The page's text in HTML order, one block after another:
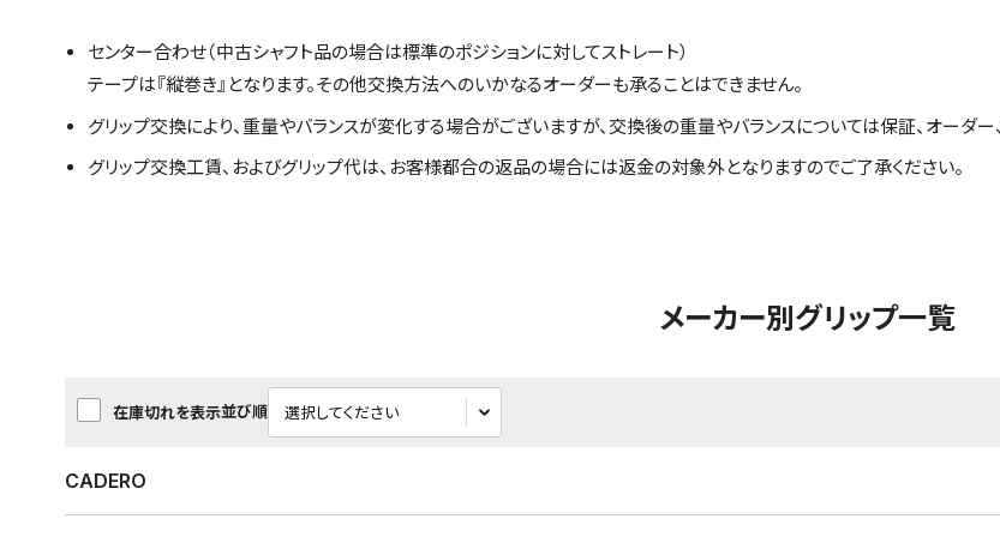
センター合わせ（中古シャフト品の場合は標準のポジションに対してストレート）
テープは『縦巻き』となります。その他交換方法へのいかなるオーダーも承ることはできません。
グリップ交換により、重量やバランスが変化する場合がございますが、交換後の重量やバランスについては保証、オーダー
グリップ交換工賃、およびグリップ代は、お客様都合の返品の場合には返金の対象外となりますのでご了承ください。
メーカー別グリップ一覧
在庫切れを表示並び順
CADERO